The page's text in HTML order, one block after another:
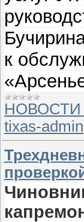
к
НОВОСТИ
tixas-admin